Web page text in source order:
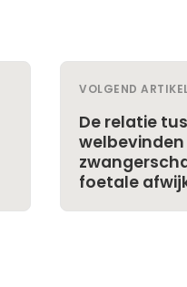
VOLGEND
De relatie
foetale